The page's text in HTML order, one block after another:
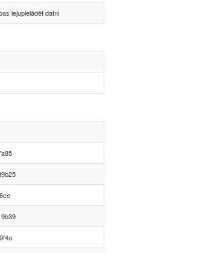
lejupielādēt datni